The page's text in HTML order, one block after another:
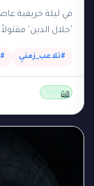
في ليلة خريفية
'جلال الدين'
#تلاعب_زمني
مجانية📖